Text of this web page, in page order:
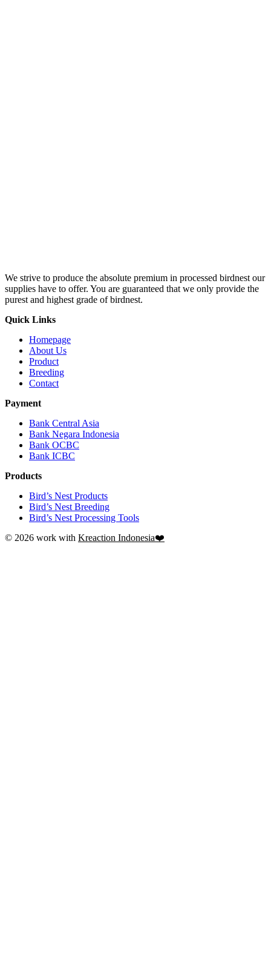
We strive to produce the absolute premium in processed birdnest our
supplies have to offer. You are guaranteed that we only provide the
purest and highest grade of birdnest.
Quick Links
Homepage
About Us
Product
Breeding
Contact
Payment
Bank Central Asia
Bank Negara Indonesia
Bank OCBC
Bank ICBC
Products
Bird’s Nest Products
Bird’s Nest Breeding
Bird’s Nest Processing Tools
© 2026 work with Kreaction Indonesia❤️